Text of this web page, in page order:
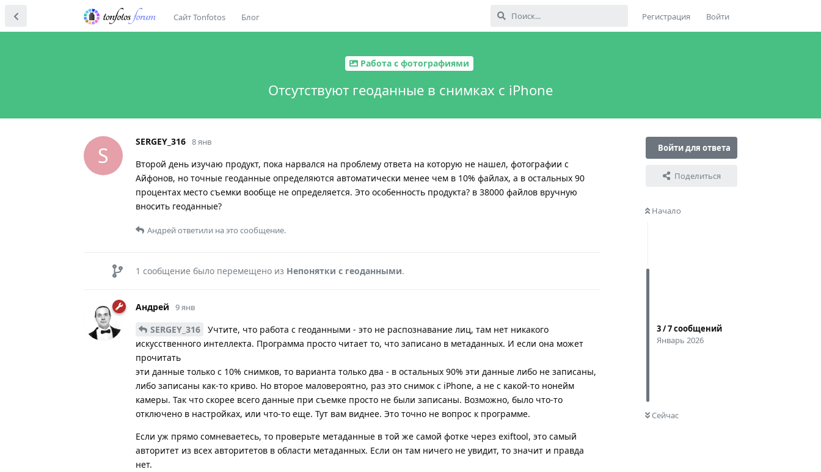
Сайт Tonfotos Блог Регистрация Войти
Работа с фотографиями
Отсутствуют геоданные в снимках с iPhone
Войти для ответа
Поделиться
Начало
3/7сообщений
Январь 2026
Сейчас
S
SERGEY_316 8 янв
Второй день изучаю продукт, пока нарвался на проблему ответа на которую не нашел, фотографии с
Айфонов, но точные геоданные определяются автоматически менее чем в 10% файлах, а в остальных 90
процентах место съемки вообще не определяется. Это особенность продукта? в 38000 файлов вручную
вносить геоданные?
Андрейответили на это сообщение.
1 сообщение было перемещено из Непонятки с геоданными.
Андрей 9 янв
SERGEY_316
Учтите, что работа с геоданными - это не распознавание лиц, там нет никакого
искусственного интеллекта. Программа просто читает то, что записано в метаданных. И если она может
прочитать
эти данные только с 10% снимков, то варианта только два - в остальных 90% эти данные либо не записаны,
либо записаны как-то криво. Но второе маловероятно, раз это снимок с iPhone, а не с какой-то нонейм
камеры. Так что скорее всего данные при съемке просто не были записаны. Возможно, было что-то
отключено в настройках, или что-то еще. Тут вам виднее. Это точно не вопрос к программе.
Если уж прямо сомневаетесь, то проверьте метаданные в той же самой фотке через exiftool, это самый
авторитет из всех авторитетов в области метаданных. Если он там ничего не увидит, то значит и правда
нет.